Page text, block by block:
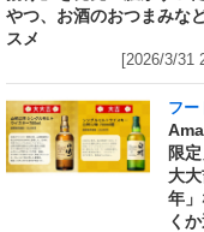
やつ、お酒のおつまみな
スメ
[2026/3/31
フー
限
大
年
く